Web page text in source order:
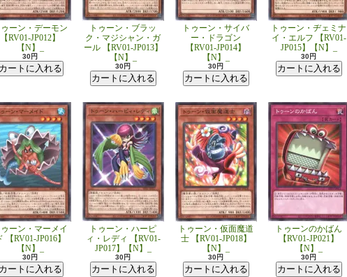
ーン・デーモン
【RV01-JP012】
【N】_
30円
トゥーン・ブラッ
ク・マジシャン・ガ
ール 【RV01-JP013】
【N】_
30円
トゥーン・サイバ
ー・ドラゴン
【RV01-JP014】
【N】_
30円
トゥーン・ヂェミナ
イ・エルフ 【RV01-
JP015】【N】_
30円
ーン・マーメイ
【RV01-JP016】
【N】_
30円
トゥーン・ハーピ
ィ・レディ 【RV01-
JP017】【N】_
30円
トゥーン・仮面魔道
士 【RV01-JP018】
【N】_
30円
トゥーンのかばん
【RV01-JP021】
【N】_
30円